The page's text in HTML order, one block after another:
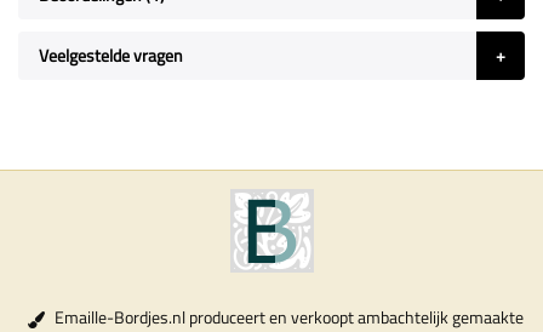
Veelgestelde vragen
Emaille-Bordjes.nl produceert en verkoopt ambachtelijk gemaakte